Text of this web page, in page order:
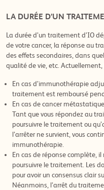
LA DURÉE D’UN
La durée d’un traitement d’IO
de votre cancer, la réponse au
des effets secondaires, dans
qualité de vie, etc. Actuellement,
En cas d’immunothérapie
traitement est remboursé
En cas de cancer
Tant que vous répondez au
poursuivre le traitement ou
l’arrêter ne survient, vous
immunothérapie.
En cas de réponse complète,
poursuivre le traitement. Les
pour avoir un consensus clair
Néanmoins, l’arrêt du